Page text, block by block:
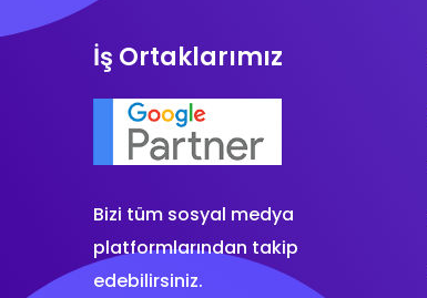
İş Ortaklarımız
Bizi tüm sosyal medya
platformlarından takip
edebilirsiniz.